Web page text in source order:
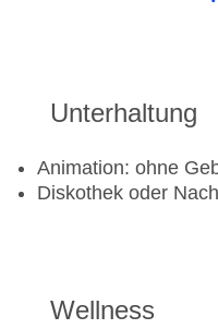
Bananaboat: gegen
Jetski: gegen
Segeln: gegen
Golfplatz
Unterhaltung
Animation: ohne
Diskothek oder
Wellness